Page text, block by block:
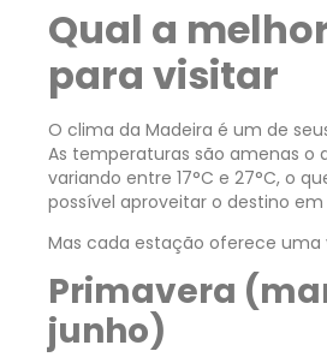
Qual a
para visitar
O clima da Madeira é um de
As temperaturas são amenas o
variando entre 17°C e 27°C, o
possível aproveitar o destino
Mas cada estação oferece uma
Primavera
junho)